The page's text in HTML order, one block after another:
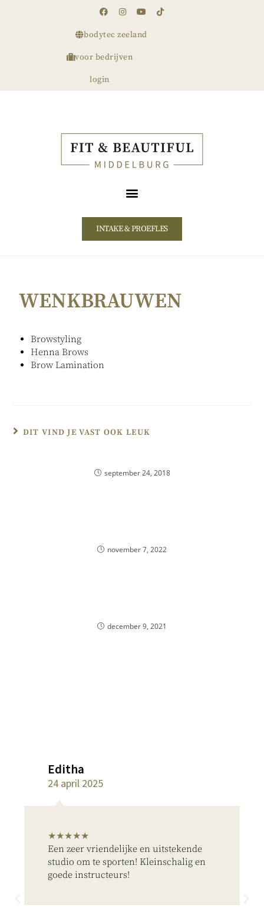
bodytec zeeland
voor bedrijven
login
INTAKE & PROEFLES
WENKBRAUWEN
Browstyling
Henna Brows
Brow Lamination
DIT VIND JE VAST OOK LEUK
september 24, 2018
november 7, 2022
december 9, 2021
★★★★★
Een zeer vriendelijke en uitstekende
studio om te sporten! Kleinschalig en
goede instructeurs!
Editha
24 april 2025